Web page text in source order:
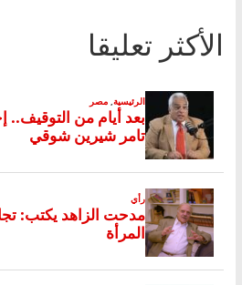
الأكثر تعليقا